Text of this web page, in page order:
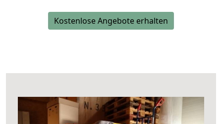
Kostenlose Angebote erhalten